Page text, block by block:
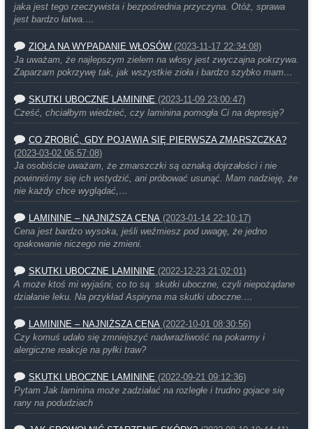
jaka jest tego rzeczywista i bezpośrednia przyczyna. Otóż, sprawa
jest bardzo łatwa.…
ZIOŁA NA WYPADANIE WŁOSÓW (2023-11-17 22:34:08)
Ja uważam, że najlepszym zielem na włosy jest zwyczajna pokrzywa.
Zaparzam pokrzywę tak, jak wszystkie zioła i bardzo szybko mam…
SKUTKI UBOCZNE LAMININE (2023-11-09 23:00:47)
Cześć, chciałbym wiedzieć, czy laminina pomogła Ci na depresję?
CO ZROBIĆ, GDY POJAWIA SIĘ PIERWSZA ZMARSZCZKA?
(2023-03-02 06:57:08)
Ja osobiście uważam, że zmarszczki są oznaką dojrzałości i nie
powinniśmy się ich wstydzić, ani próbować usunąć. Mam nadzieję, że
nie każdy chce wyglądać,…
LAMININE – NAJNIŻSZA CENA (2023-01-14 22:10:17)
Cena jest bardzo wysoka, jeśli weźmiesz pod uwagę, że jedno
opakowanie niczego nie zmieni.
SKUTKI UBOCZNE LAMININE (2022-12-23 21:02:01)
A może ktoś mi wyjaśni, co to są skutki uboczne, czyli niepożądane
działanie leku. Na przykład Aspiryna ma skutki uboczne.…
LAMININE – NAJNIŻSZA CENA (2022-10-01 08:30:56)
Czy komuś udało się zmniejszyć nadwrażliwość na pokarmy i
alergiczne reakcje na pyłki traw?
SKUTKI UBOCZNE LAMININE (2022-09-21 09:12:36)
Pytam Jak laminina może zadziałać na rozległe i trudno gojace się
rany na podudziach